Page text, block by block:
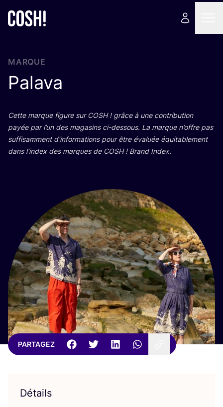
MARQUE
Palava
Cette marque figure sur COSH! grâce à une contri­bu­tion
payée par l’un des maga­sins ci-des­sous. La marque n’offre pas
suf­fi­sam­ment d’in­for­ma­tions pour être éva­luée équi­ta­ble­ment
dans l’in­dex des marques de COSH! Brand Index.
PARTAGEZ
Détails